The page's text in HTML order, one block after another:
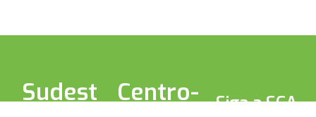
Sudest Centro-
Siga a SCA